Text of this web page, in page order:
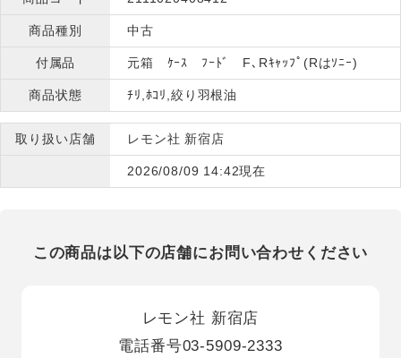
商品種別 中古
付属品 元箱 ｹｰｽ ﾌｰﾄﾞ F､Rｷｬｯﾌﾟ(Rはｿﾆｰ)
商品状態 ﾁﾘ,ﾎｺﾘ,絞り羽根油
取り扱い店舗 レモン社 新宿店
2026/08/09 14:42現在
この商品は以下の店舗にお問い合わせください
レモン社 新宿店
電話番号03-5909-2333